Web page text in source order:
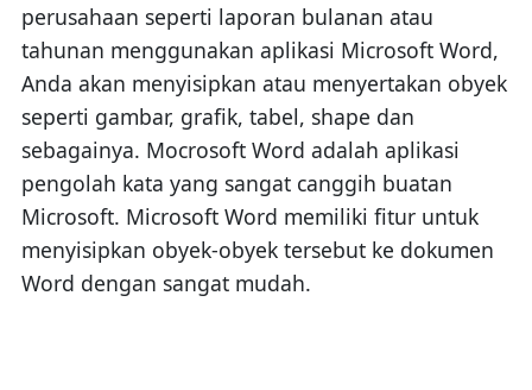
perusahaan seperti laporan bulanan atau
tahunan menggunakan aplikasi Microsoft Word,
Anda akan menyisipkan atau menyertakan obyek
seperti gambar, grafik, tabel, shape dan
sebagainya. Mocrosoft Word adalah aplikasi
pengolah kata yang sangat canggih buatan
Microsoft. Microsoft Word memiliki fitur untuk
menyisipkan obyek-obyek tersebut ke dokumen
Word dengan sangat mudah.